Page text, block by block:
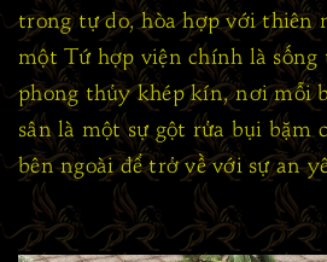
trong tự do, hòa hợp với thiên
một Tứ hợp viện chính là
phong thủy khép kín, nơi mỗi
sân là một sự gột rửa bụi bặm
bên ngoài để trở về với sự an